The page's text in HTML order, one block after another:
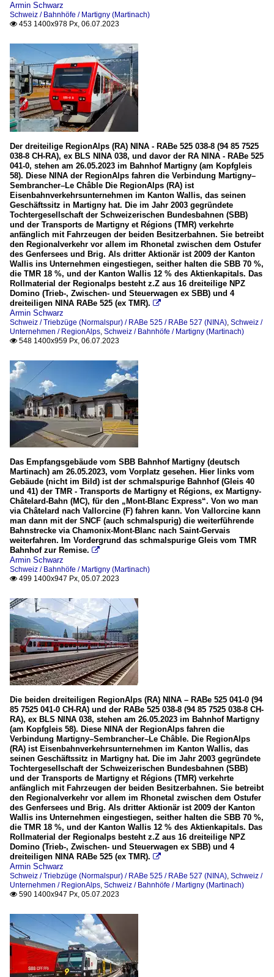
Armin Schwarz
Schweiz / Bahnhöfe / Martigny (Martinach)
 453 1400x978 Px, 06.07.2023
Der dreiteilige RegionAlps (RA) NINA - RABe 525 038-8 (94 85 7525
038-8 CH-RA), ex BLS NINA 038, und davor der RA NINA - RABe 525
041-0, stehen am 26.05.2023 im Bahnhof Martigny (am Kopfgleis
58). Diese NINA der RegionAlps fahren die Verbindung Martigny–
Sembrancher–Le Châble Die RegionAlps (RA) ist
Eisenbahnverkehrsunternehmen im Kanton Wallis, das seinen
Geschäftssitz in Martigny hat. Die im Jahr 2003 gegründete
Tochtergesellschaft der Schweizerischen Bundesbahnen (SBB)
und der Transports de Martigny et Régions (TMR) verkehrte
anfänglich mit Fahrzeugen der beiden Besitzerbahnen. Sie betreibt
den Regionalverkehr vor allem im Rhonetal zwischen dem Ostufer
des Genfersees und Brig. Als dritter Aktionär ist 2009 der Kanton
Wallis ins Unternehmen eingestiegen, seither halten die SBB 70 %,
die TMR 18 %, und der Kanton Wallis 12 % des Aktienkapitals. Das
Rollmaterial der Regionalps besteht z.Z aus 16 dreiteilige NPZ
Domino (Trieb-, Zwischen- und Steuerwagen ex SBB) und 4
dreiteiligen NINA RABe 525 (ex TMR). 
Armin Schwarz
Schweiz / Triebzüge (Normalspur) / RABe 525 / RABe 527 (NINA) Schweiz /
Unternehmen / RegionAlps Schweiz / Bahnhöfe / Martigny (Martinach)
 548 1400x959 Px, 06.07.2023
Das Empfangsgebäude vom SBB Bahnhof Martigny (deutsch
Martinach) am 26.05.2023, vom Vorplatz gesehen. Hier links vom
Gebäude (nicht im Bild) ist der schmalspurige Bahnhof (Gleis 40
und 41) der TMR - Transports de Martigny et Régions, ex Martigny-
Châtelard-Bahn (MC), für den „Mont-Blanc Express“. Von wo man
via Châtelard nach Vallorcine (F) fahren kann. Von Vallorcine kann
man dann mit der SNCF (auch schmalspurig) die weiterführende
Bahnstrecke via Chamonix-Mont-Blanc nach Saint-Gervais
weiterfahren. Im Vordergrund das schmalspurige Gleis vom TMR
Bahnhof zur Remise. 
Armin Schwarz
Schweiz / Bahnhöfe / Martigny (Martinach)
 499 1400x947 Px, 05.07.2023
Die beiden dreiteiligen RegionAlps (RA) NINA – RABe 525 041-0 (94
85 7525 041-0 CH-RA) und der RABe 525 038-8 (94 85 7525 038-8 CH-
RA), ex BLS NINA 038, stehen am 26.05.2023 im Bahnhof Martigny
(am Kopfgleis 58). Diese NINA der RegionAlps fahren die
Verbindung Martigny–Sembrancher–Le Châble. Die RegionAlps
(RA) ist Eisenbahnverkehrsunternehmen im Kanton Wallis, das
seinen Geschäftssitz in Martigny hat. Die im Jahr 2003 gegründete
Tochtergesellschaft der Schweizerischen Bundesbahnen (SBB)
und der Transports de Martigny et Régions (TMR) verkehrte
anfänglich mit Fahrzeugen der beiden Besitzerbahnen. Sie betreibt
den Regionalverkehr vor allem im Rhonetal zwischen dem Ostufer
des Genfersees und Brig. Als dritter Aktionär ist 2009 der Kanton
Wallis ins Unternehmen eingestiegen, seither halten die SBB 70 %,
die TMR 18 %, und der Kanton Wallis 12 % des Aktienkapitals. Das
Rollmaterial der Regionalps besteht z.Z aus 16 dreiteilige NPZ
Domino (Trieb-, Zwischen- und Steuerwagen ex SBB) und 4
dreiteiligen NINA RABe 525 (ex TMR). 
Armin Schwarz
Schweiz / Triebzüge (Normalspur) / RABe 525 / RABe 527 (NINA) Schweiz /
Unternehmen / RegionAlps Schweiz / Bahnhöfe / Martigny (Martinach)
 590 1400x947 Px, 05.07.2023